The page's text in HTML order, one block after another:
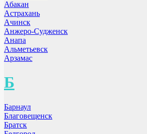
Абакан
Астрахань
Ачинск
Анжеро-Судженск
Анапа
Альметьевск
Арзамас
Б
Барнаул
Благовещенск
Братск